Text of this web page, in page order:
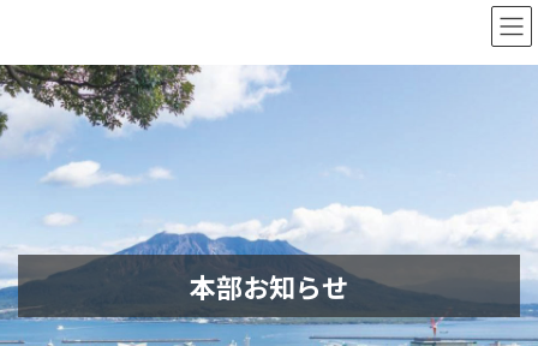
テ
ン
ツ
プ
ゲ
ー
シ
動
本部お知らせ